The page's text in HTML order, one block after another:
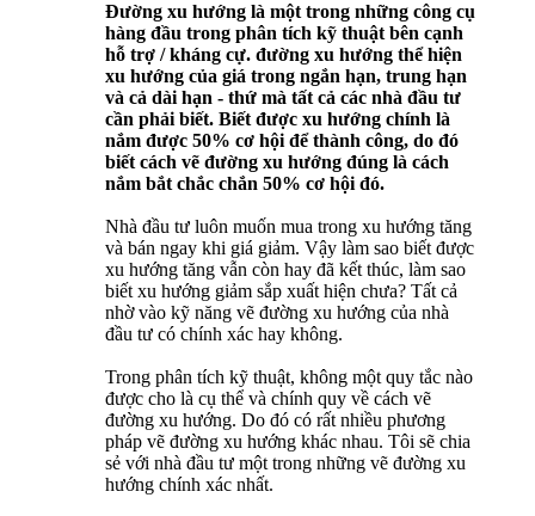
Đường xu hướng là một trong những công cụ
hàng đầu trong phân tích kỹ thuật bên cạnh
hỗ trợ / kháng cự. đường xu hướng thể hiện
xu hướng của giá trong ngắn hạn, trung hạn
và cả dài hạn - thứ mà tất cả các nhà đầu tư
cần phải biết. Biết được xu hướng chính là
nắm được 50% cơ hội để thành công, do đó
biết cách vẽ đường xu hướng đúng là cách
nắm bắt chắc chắn 50% cơ hội đó.
Nhà đầu tư luôn muốn mua trong xu hướng tăng
và bán ngay khi giá giảm. Vậy làm sao biết được
xu hướng tăng vẫn còn hay đã kết thúc, làm sao
biết xu hướng giảm sắp xuất hiện chưa? Tất cả
nhờ vào kỹ năng vẽ đường xu hướng của nhà
đầu tư có chính xác hay không.
Trong phân tích kỹ thuật, không một quy tắc nào
được cho là cụ thể và chính quy về cách vẽ
đường xu hướng. Do đó có rất nhiều phương
pháp vẽ đường xu hướng khác nhau. Tôi sẽ chia
sẻ với nhà đầu tư một trong những vẽ đường xu
hướng chính xác nhất.